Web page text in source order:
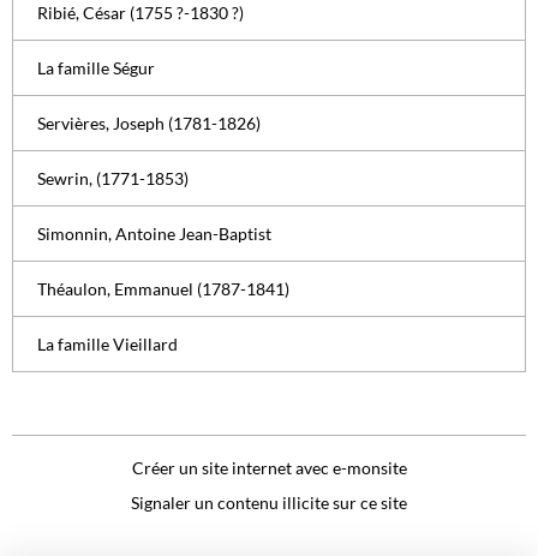
Ribié, César (1755 ?-1830 ?)
La famille Ségur
Servières, Joseph (1781-1826)
Sewrin, (1771-1853)
Simonnin, Antoine Jean-Baptist
Théaulon, Emmanuel (1787-1841)
La famille Vieillard
Créer un site internet avec e-monsite
Signaler un contenu illicite sur ce site